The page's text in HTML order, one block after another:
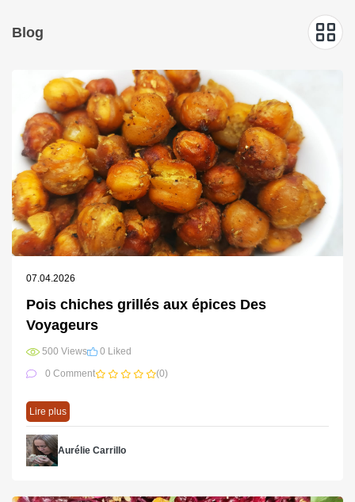
Blog
07.04.2026
Pois chiches grillés aux épices Des
Voyageurs
500 Views
0 Liked
0 Comment
(0)
Lire plus
Aurélie Carrillo